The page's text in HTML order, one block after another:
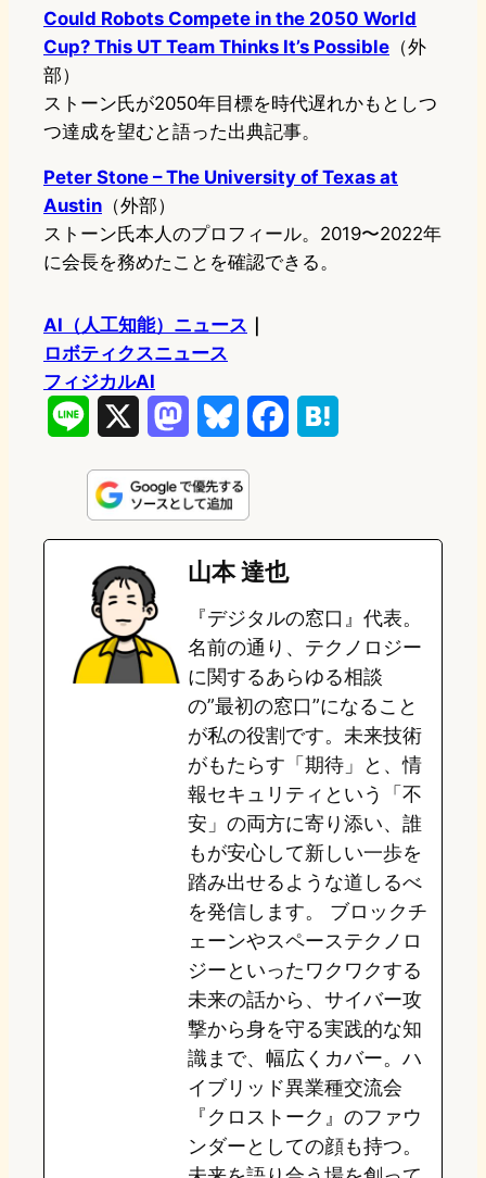
Could Robots Compete in the 2050 World
Cup? This UT Team Thinks It’s Possible （外
部）
ストーン氏が2050年目標を時代遅れかもとしつ
つ達成を望むと語った出典記事。
Peter Stone – The University of Texas at
Austin （外部）
ストーン氏本人のプロフィール。2019〜2022年
に会長を務めたことを確認できる。
AI（人工知能）ニュース
ロボティクスニュース
フィジカルAI
n
e
s
t
o
o
n
u
e
s
k
e
b
o
o
k
e
a
山本 達也
『デジタルの窓口』代表。
名前の通り、テクノロジー
に関するあらゆる相談
の”最初の窓口”になること
が私の役割です。未来技術
がもたらす「期待」と、情
報セキュリティという「不
安」の両方に寄り添い、誰
もが安心して新しい一歩を
踏み出せるような道しるべ
を発信します。 ブロックチ
ェーンやスペーステクノロ
ジーといったワクワクする
未来の話から、サイバー攻
撃から身を守る実践的な知
識まで、幅広くカバー。ハ
イブリッド異業種交流会
『クロストーク』のファウ
ンダーとしての顔も持つ。